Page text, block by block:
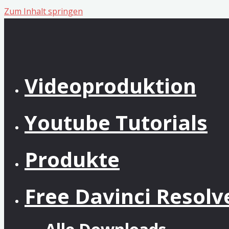
Zum Inhalt springen
Videoproduktion
Youtube Tutorials
Produkte
Free Davinci